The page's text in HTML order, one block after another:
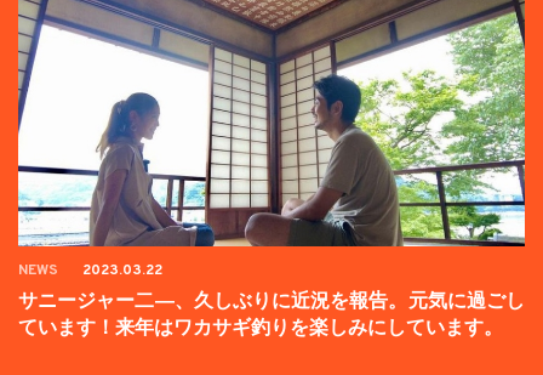
NEWS 2023.03.22
サニージャー二―、久しぶりに近況を報告。元気に過ごし
ています！来年はワカサギ釣りを楽しみにしています。